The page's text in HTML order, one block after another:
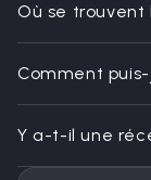
Où se trouvent
Comment
Y a-t-il une